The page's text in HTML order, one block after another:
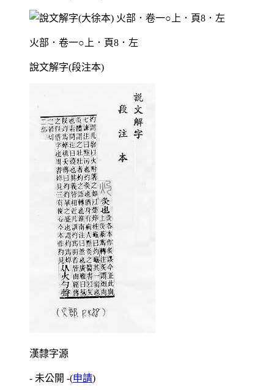
火部．卷一○上．頁8．左
說文解字(段注本)
漢隸字源
- 未公開 -(申請)